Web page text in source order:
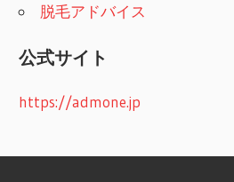
脱毛アドバイス
公式サイト
https://admone.jp